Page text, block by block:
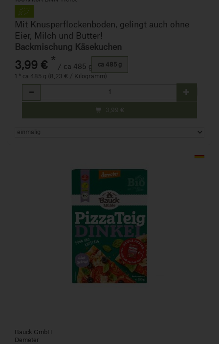
Mit Knusperflockenboden, gelingt auch ohne
Eier, Milch und Butter!
Backmischung Käsekuchen
3,99 € * / ca 485 g
1 * ca 485 g (8,23 € / Kilogramm)
ca 485 g
Anzahl
3,99 €
Bauck GmbH
Demeter